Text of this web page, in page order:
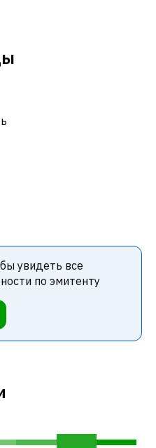
увидеть все
по эмитенту